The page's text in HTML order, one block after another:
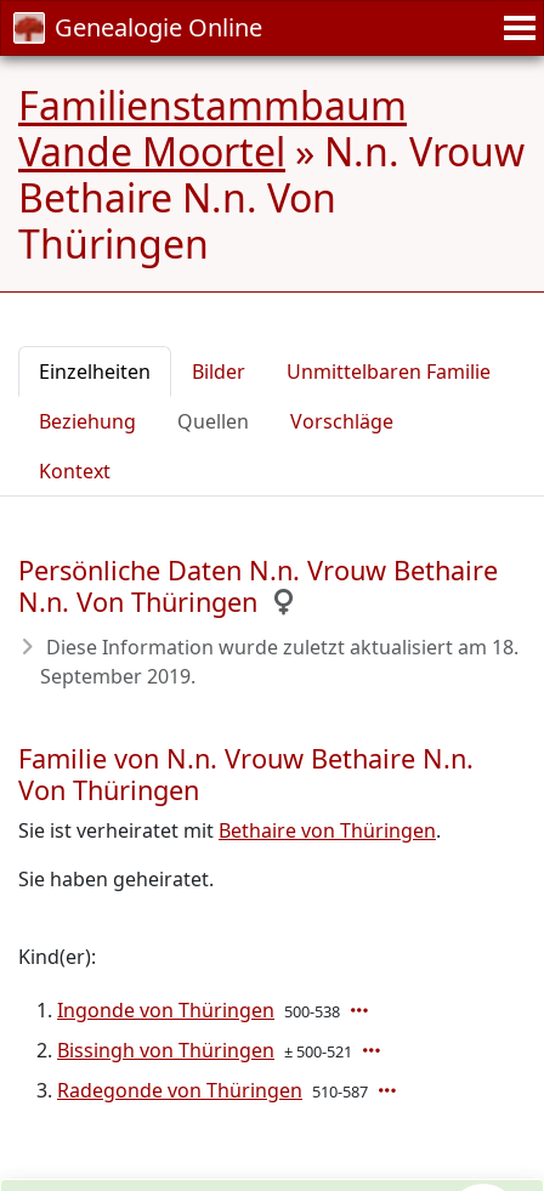
Genealogie Online
Familienstammbaum
Vande Moortel » N.n. Vrouw
Bethaire N.n. Von
Thüringen
Einzelheiten Bilder
Unmittelbaren Familie
Beziehung
Quellen
Vorschläge
Kontext
Persönliche Daten N.n. Vrouw Bethaire
N.n. Von Thüringen
Diese Information wurde zuletzt aktualisiert am 18.
September 2019.
Familie von N.n. Vrouw Bethaire N.n.
Von Thüringen
Sie ist verheiratet mit Bethaire von Thüringen.
Sie haben geheiratet.
Kind(er):
Ingonde von Thüringen 500-538
Bissingh von Thüringen ± 500-521
Radegonde von Thüringen 510-587